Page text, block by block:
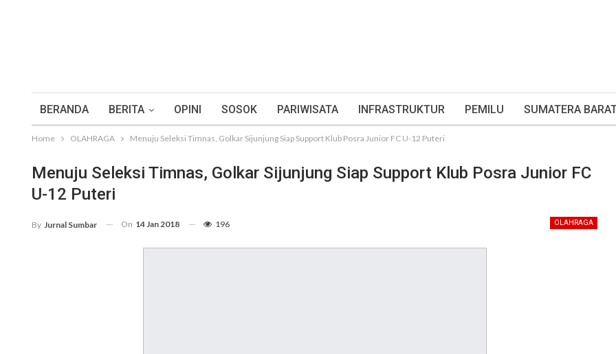
BERANDA BERITA OPINI SOSOK PARIWISATA INFRASTRUKTUR PEMILU SUMATERA
Home OLAHRAGA Menuju Seleksi Timnas, Golkar Sijunjung Siap Support Klub Posra Junior FC U-12 Puteri
Menuju Seleksi Timnas, Golkar Sijunjung Siap Support Klub Posra Junior FC
U-12 Puteri
OLAHRAGA
By Jurnal Sumbar On 14 Jan 2018 196